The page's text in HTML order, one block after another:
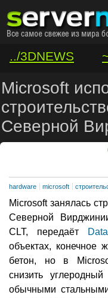
../3DNEWS
/VAR/
Microsoft
Северной
hardware microsoft
Microsoft занялась
Северной
CLT, передаёт
объектах, конечное
бетон, но в
снизить
обычными